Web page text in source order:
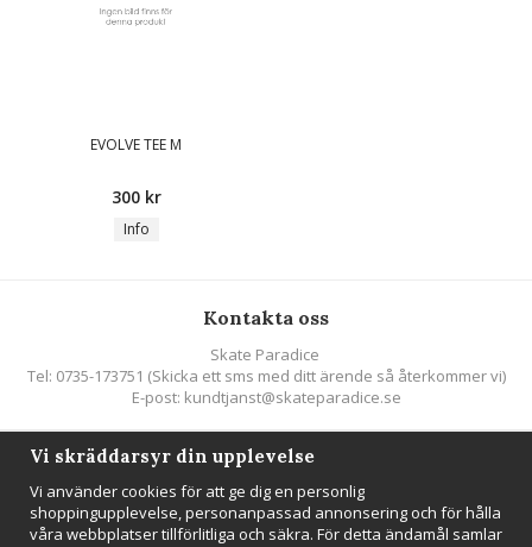
EVOLVE TEE M
300 kr
Info
Kontakta oss
Skate Paradice
Tel: 0735-173751 (Skicka ett sms med ditt ärende så återkommer vi)
E-post: kundtjanst@skateparadice.se
Följ oss
Vi skräddarsyr din upplevelse
Vi använder cookies för att ge dig en personlig
shoppingupplevelse, personanpassad annonsering och för hålla
våra webbplatser tillförlitliga och säkra. För detta ändamål samlar